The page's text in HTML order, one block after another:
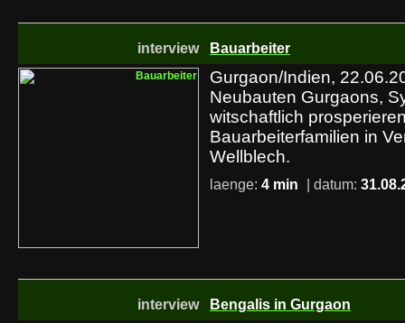
interview Bauarbeiter
Gurgaon/Indien,
Neubauten Gurgaons,
witschaftlich
Bauarbeiterfamilien in
Wellblech.
laenge: 4 min | datum:
interview Bengalis in Gurgaon